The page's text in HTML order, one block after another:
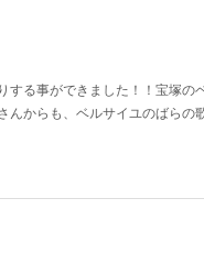
る事ができました！！宝塚
んからも、ベルサイユのばら